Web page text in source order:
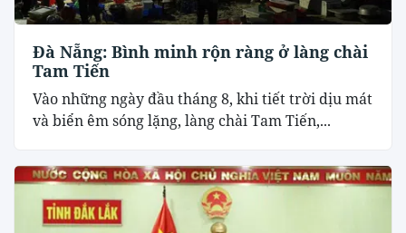
Đà Nẵng: Bình minh rộn ràng ở làng chài
Tam Tiến
Vào những ngày đầu tháng 8, khi tiết trời dịu mát
và biển êm sóng lặng, làng chài Tam Tiến,...